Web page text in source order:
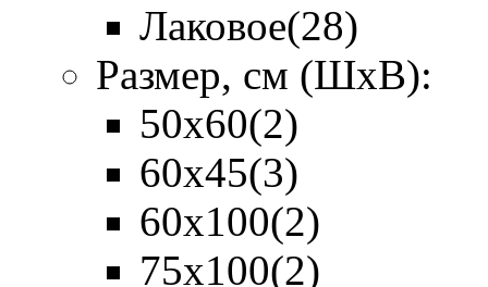
Лаковое(28)
Размер, см (ШхВ):
50х60(2)
60х45(3)
60х100(2)
75х100(2)